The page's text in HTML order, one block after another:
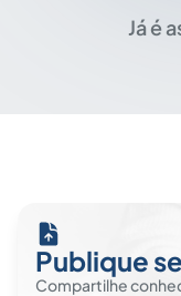
Já é
Publique
Compartilhe